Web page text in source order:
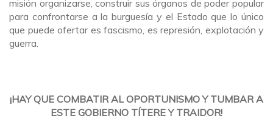
misión organizarse, construir sus órganos de poder popular
para confrontarse a la burguesía y el Estado que lo único
que puede ofertar es fascismo, es represión, explotación y
guerra.
¡HAY QUE COMBATIR AL OPORTUNISMO Y TUMBAR A
ESTE GOBIERNO TÍTERE Y TRAIDOR!